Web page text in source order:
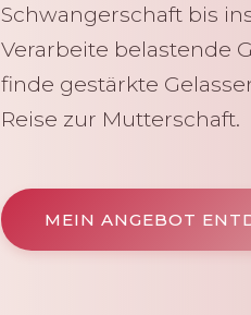
Schwangerschaft bis
Verarbeite belastende
finde gestärkte
Reise zur Mutterschaft.
MEIN ANGEBOT